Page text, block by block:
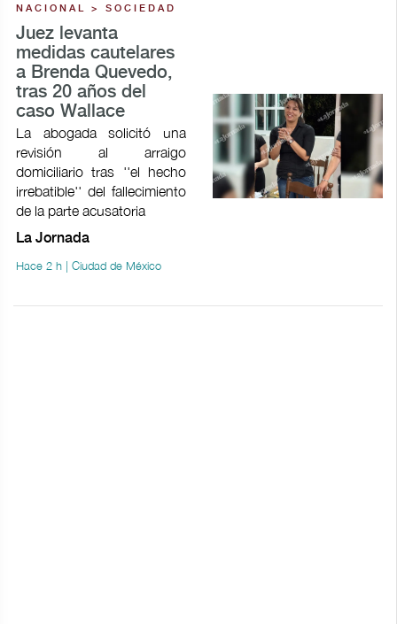
NACIONAL > SOCIEDAD
Juez levanta
medidas cautelares
a Brenda Quevedo,
tras 20 años del
caso Wallace
La abogada solicitó una
revisión al arraigo
domiciliario tras ''el hecho
irrebatible'' del fallecimiento
de la parte acusatoria
La Jornada
Hace 2 h | Ciudad de México